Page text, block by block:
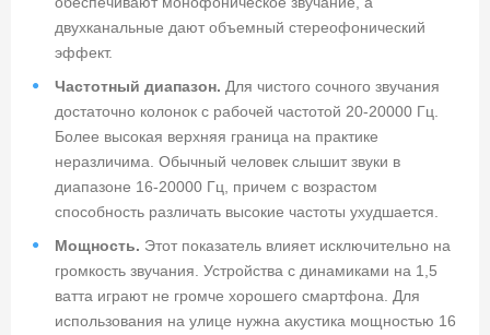
двухканальные дают объемный стереофонический
эффект.
Частотный диапазон. Для чистого сочного звучания
достаточно колонок с рабочей частотой 20-20000 Гц.
Более высокая верхняя граница на практике
неразличима. Обычный человек слышит звуки в
диапазоне 16-20000 Гц, причем с возрастом
способность различать высокие частоты ухудшается.
Мощность. Этот показатель влияет исключительно на
громкость звучания. Устройства с динамиками на 1,5
ватта играют не громче хорошего смартфона. Для
использования на улице нужна акустика мощностью 16